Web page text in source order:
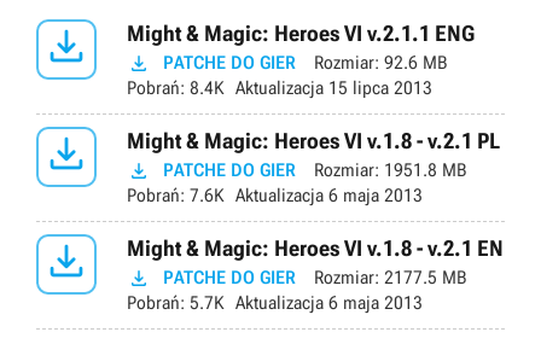
 Might & Magic: Heroes VI v.2.1.1 ENG
 PATCHE DO GIER Rozmiar: 92.6 MB
Pobrań: 8.4K Aktualizacja 15 lipca 2013
 Might & Magic: Heroes VI v.1.8 - v.2.1 PL
 PATCHE DO GIER Rozmiar: 1951.8 MB
Pobrań: 7.6K Aktualizacja 6 maja 2013
 Might & Magic: Heroes VI v.1.8 - v.2.1 EN
 PATCHE DO GIER Rozmiar: 2177.5 MB
Pobrań: 5.7K Aktualizacja 6 maja 2013